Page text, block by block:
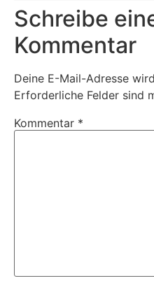
Schreibe
Kommentar
Deine E-Mail-Adresse
Erforderliche Felder sind
Kommentar *